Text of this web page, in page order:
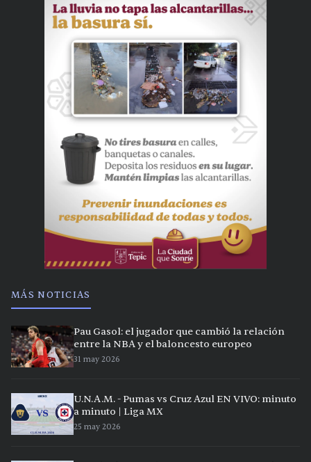
MÁS NOTICIAS
Pau Gasol: el jugador que cambió la relación
entre la NBA y el baloncesto europeo
31 may 2026
U.N.A.M. - Pumas vs Cruz Azul EN VIVO: minuto
a minuto | Liga MX
25 may 2026